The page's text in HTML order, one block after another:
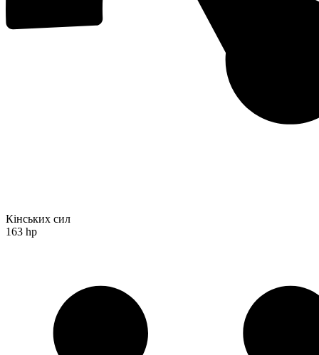
Кінських сил
163 hp